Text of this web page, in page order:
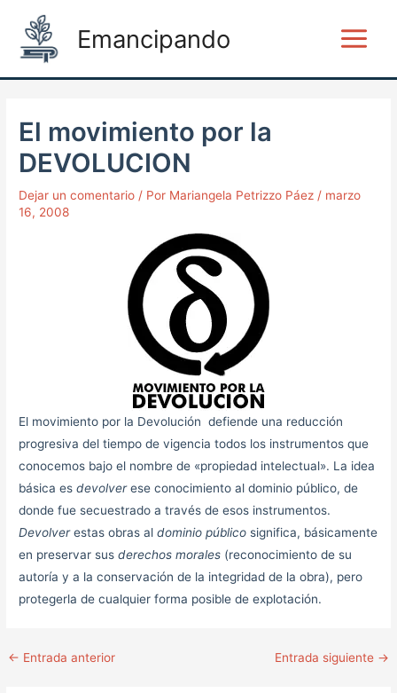
contenido
Emancipando
Menu
El movimiento por la
DEVOLUCION
Dejar un comentario / Por Mariangela Petrizzo Páez/ marzo
16, 2008
El movimiento por la Devolución defiende una reducción
progresiva del tiempo de vigencia todos los instrumentos que
conocemos bajo el nombre de «propiedad intelectual». La idea
básica esdevolverese conocimiento al dominio público, de
donde fue secuestrado a través de esos instrumentos.
Devolverestas obras aldominio público significa, básicamente
en preservar susderechos morales (reconocimiento de su
autoría y a la conservación de la integridad de la obra), pero
protegerla de cualquier forma posible de explotación.
navigation
← Entrada anterior Entrada siguiente →